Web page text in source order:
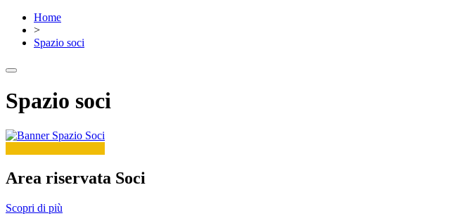
Home
>
Spazio soci
Spazio soci
Area riservata Soci
Scopri di più